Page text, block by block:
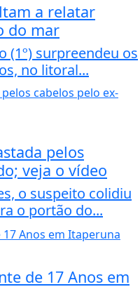
a relatar
do mar
(1º) surpreendeu os
no litoral...
pelos
veja o vídeo
o suspeito colidiu
o portão do...
de 17 Anos em